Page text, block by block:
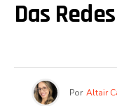
Das
Por Altair